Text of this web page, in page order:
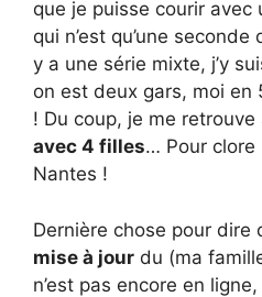
que je puisse courir avec
qui n’est qu’une
y a une série mixte, j’y
on est deux gars, moi en
! Du coup, je me retrouve
avec 4 filles… Pour clore
Nantes !
Dernière chose pour dire
mise à jour du (ma
n’est pas encore en